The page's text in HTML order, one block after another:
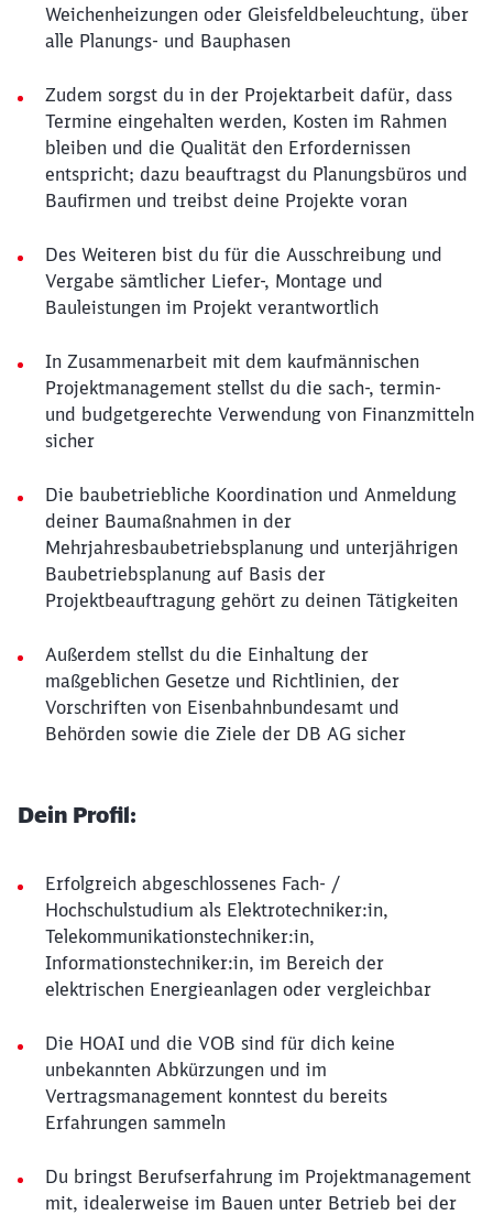
Weichenheizungen oder Gleisfeldbeleuchtung, über
alle Planungs- und Bauphasen
Zudem sorgst du in der Projektarbeit dafür, dass
Termine eingehalten werden, Kosten im Rahmen
bleiben und die Qualität den Erfordernissen
entspricht; dazu beauftragst du Planungsbüros und
Baufirmen und treibst deine Projekte voran
Des Weiteren bist du für die Ausschreibung und
Vergabe sämtlicher Liefer-, Montage und
Bauleistungen im Projekt verantwortlich
In Zusammenarbeit mit dem kaufmännischen
Projektmanagement stellst du die sach-, termin-
und budgetgerechte Verwendung von Finanzmitteln
sicher
Die baubetriebliche Koordination und Anmeldung
deiner Baumaßnahmen in der
Mehrjahresbaubetriebsplanung und unterjährigen
Baubetriebsplanung auf Basis der
Projektbeauftragung gehört zu deinen Tätigkeiten
Außerdem stellst du die Einhaltung der
maßgeblichen Gesetze und Richtlinien, der
Vorschriften von Eisenbahnbundesamt und
Behörden sowie die Ziele der DB AG sicher
Dein Profil:
Erfolgreich abgeschlossenes Fach- /
Hochschulstudium als Elektrotechniker:in,
Telekommunikationstechniker:in,
Informationstechniker:in, im Bereich der
elektrischen Energieanlagen oder vergleichbar
Die HOAI und die VOB sind für dich keine
unbekannten Abkürzungen und im
Vertragsmanagement konntest du bereits
Erfahrungen sammeln
Du bringst Berufserfahrung im Projektmanagement
mit, idealerweise im Bauen unter Betrieb bei der